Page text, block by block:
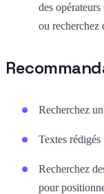
des
ou recherchez
Recherchez
Textes rédigés
Recherchez
pour